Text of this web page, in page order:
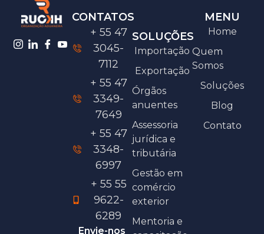
CONTATOS
+ 55 47
3045-
7112
+ 55 47
3349-
7649
+ 55 47
3348-
6997
+ 55 55
9622-
6289
Envie-nos
SOLUÇÕES
Importação
Exportação
Órgãos
anuentes
Assessoria
jurídica e
tributária
Gestão em
comércio
exterior
Mentoria e
MENU
Home
Quem
Somos
Soluções
Blog
Contato